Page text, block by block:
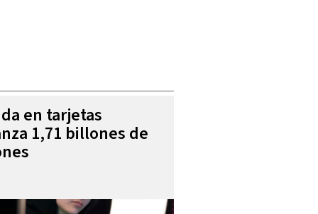
en tarjetas
1,71 billones de